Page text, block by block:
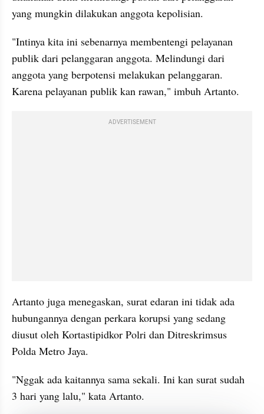
yang mungkin dilakukan anggota kepolisian.
"Intinya kita ini sebenarnya membentengi pelayanan
publik dari pelanggaran anggota. Melindungi dari
anggota yang berpotensi melakukan pelanggaran.
Karena pelayanan publik kan rawan," imbuh Artanto.
ADVERTISEMENT
Artanto juga menegaskan, surat edaran ini tidak ada
hubungannya dengan perkara korupsi yang sedang
diusut oleh Kortastipidkor Polri dan Ditreskrimsus
Polda Metro Jaya.
"Nggak ada kaitannya sama sekali. Ini kan surat sudah
3 hari yang lalu," kata Artanto.